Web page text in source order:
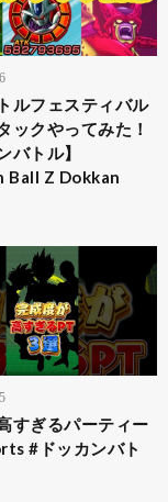
ルフェスティバル
ックやってみた！
バトル】
Ball Z Dokkan
すぎるパーティー
#ドッカンバト